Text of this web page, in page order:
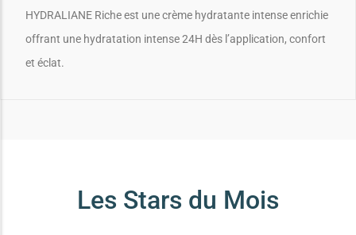
HYDRALIANE Riche est une crème hydratante intense enrichie
offrant une hydratation intense 24H dès l’application, confort
et éclat.
Les Stars du Mois